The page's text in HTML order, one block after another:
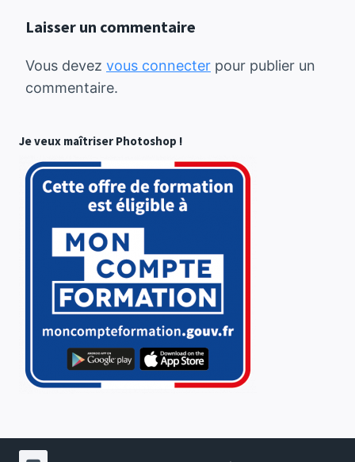
Laisser un commentaire
Vous devez vous connecter pour publier un
commentaire.
Je veux maîtriser Photoshop !